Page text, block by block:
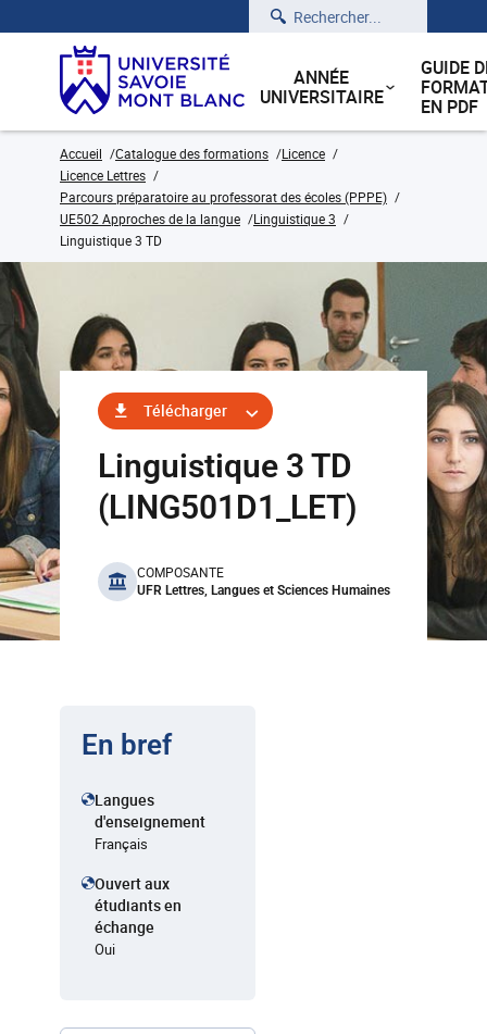
Rechercher
ANNÉE
UNIVERSITAIRE
GUIDE
EN PDF
Accueil Catalogue des formations
Licence
Licence Lettres
Parcours préparatoire au professorat des écoles (PPPE)
UE502 Approches de la langue
Linguistique 3
Linguistique 3 TD
Télécharger
Linguistique 3 TD
(LING501D1_LET)
benefits
COMPOSANTE
UFR Lettres, Langues et Sciences Humaines
En bref
Langues
d'enseignement
Français
Ouvert aux
étudiants en
échange
Oui